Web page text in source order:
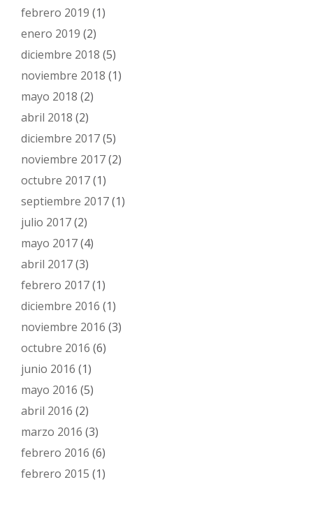
febrero 2019 (1)
enero 2019 (2)
diciembre 2018 (5)
noviembre 2018 (1)
mayo 2018 (2)
abril 2018 (2)
diciembre 2017(5)
noviembre 2017(2)
octubre 2017(1)
septiembre 2017(1)
julio 2017(2)
mayo 2017(4)
abril 2017(3)
febrero 2017(1)
diciembre 2016 (1)
noviembre 2016 (3)
octubre 2016 (6)
junio 2016 (1)
mayo 2016 (5)
abril 2016 (2)
marzo 2016 (3)
febrero 2016 (6)
febrero 2015 (1)